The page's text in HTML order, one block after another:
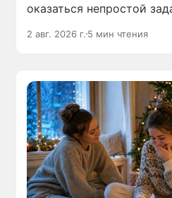
оказаться непростой
а перечисленные в нём
2 авг. 2026 г. 5 мин чтения